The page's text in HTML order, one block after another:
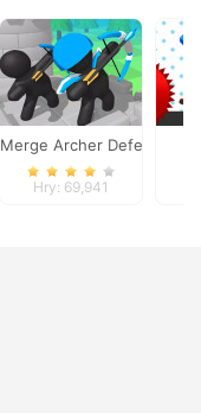
Merge Archer Defense
Hry: 69,941